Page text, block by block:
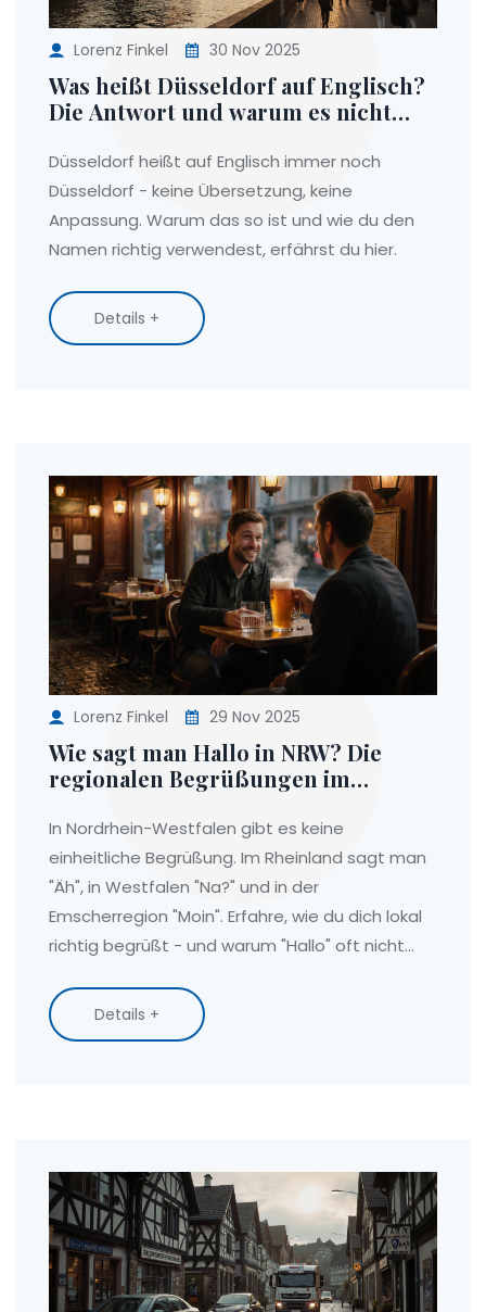
Lorenz Finkel 30 Nov 2025
Was heißt Düsseldorf auf Englisch?
Die Antwort und warum es nicht
Düsseldorf heißt auf Englisch immer noch
Düsseldorf - keine Übersetzung, keine
Anpassung. Warum das so ist und wie du den
Namen richtig verwendest, erfährst du hier.
Details +
Lorenz Finkel 29 Nov 2025
Wie sagt man Hallo in NRW? Die
regionalen Begrüßungen im
In Nordrhein-Westfalen gibt es keine
einheitliche Begrüßung. Im Rheinland sagt man
"Äh", in Westfalen "Na?" und in der
Emscherregion "Moin". Erfahre, wie du dich lokal
richtig begrüßt - und warum "Hallo" oft nicht
Details +